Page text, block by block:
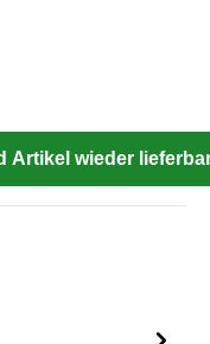
Artikel wieder